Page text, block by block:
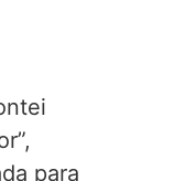
para